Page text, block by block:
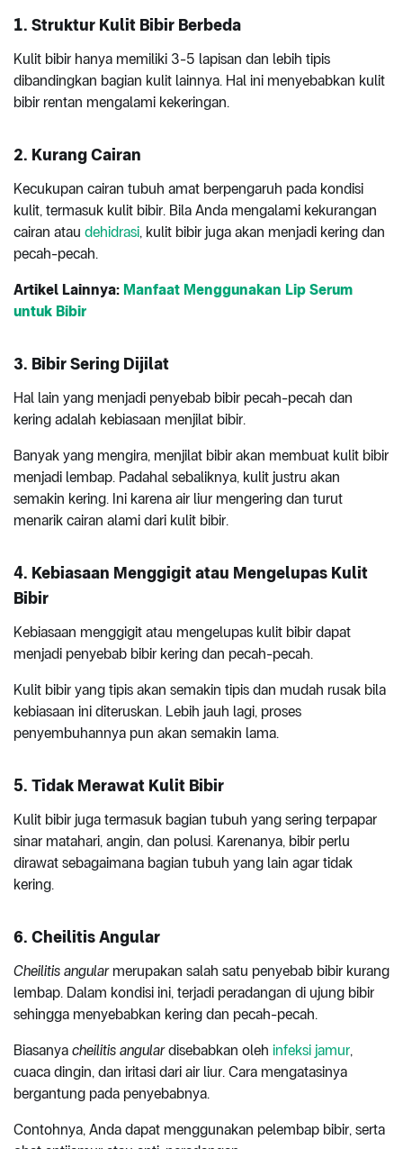
1. Struktur Kulit Bibir Berbeda
Kulit bibir hanya memiliki 3-5 lapisan dan lebih tipis
dibandingkan bagian kulit lainnya. Hal ini menyebabkan kulit
bibir rentan mengalami kekeringan.
2. Kurang Cairan
Kecukupan cairan tubuh amat berpengaruh pada kondisi
kulit, termasuk kulit bibir. Bila Anda mengalami kekurangan
cairan atau dehidrasi, kulit bibir juga akan menjadi kering dan
pecah-pecah.
Artikel Lainnya: Manfaat Menggunakan Lip Serum
untuk Bibir
3. Bibir Sering Dijilat
Hal lain yang menjadi penyebab bibir pecah-pecah dan
kering adalah kebiasaan menjilat bibir.
Banyak yang mengira, menjilat bibir akan membuat kulit bibir
menjadi lembap. Padahal sebaliknya, kulit justru akan
semakin kering. Ini karena air liur mengering dan turut
menarik cairan alami dari kulit bibir.
4. Kebiasaan Menggigit atau Mengelupas Kulit
Bibir
Kebiasaan menggigit atau mengelupas kulit bibir dapat
menjadi penyebab bibir kering dan pecah-pecah.
Kulit bibir yang tipis akan semakin tipis dan mudah rusak bila
kebiasaan ini diteruskan. Lebih jauh lagi, proses
penyembuhannya pun akan semakin lama.
5. Tidak Merawat Kulit Bibir
Kulit bibir juga termasuk bagian tubuh yang sering terpapar
sinar matahari, angin, dan polusi. Karenanya, bibir perlu
dirawat sebagaimana bagian tubuh yang lain agar tidak
kering.
6. Cheilitis Angular
Cheilitis angularmerupakan salah satu penyebab bibir kurang
lembap. Dalam kondisi ini, terjadi peradangan di ujung bibir
sehingga menyebabkan kering dan pecah-pecah.
Biasanya cheilitis angulardisebabkan oleh infeksi jamur,
cuaca dingin, dan iritasi dari air liur. Cara mengatasinya
bergantung pada penyebabnya.
Contohnya, Anda dapat menggunakan pelembap bibir, serta